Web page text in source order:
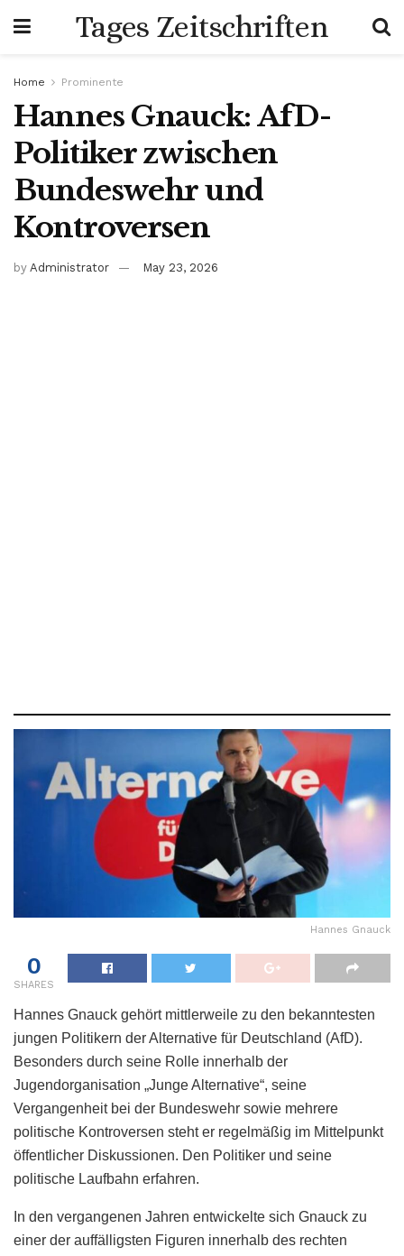
Tages Zeitschriften
Home Prominente
Hannes Gnauck: AfD-
Politiker zwischen
Bundeswehr und
Kontroversen
by Administrator May 23, 2026
Hannes Gnauck
0
SHARES
Hannes Gnauck gehört mittlerweile zu den bekanntesten
jungen Politikern der Alternative für Deutschland (AfD).
Besonders durch seine Rolle innerhalb der
Jugendorganisation „Junge Alternative“, seine
Vergangenheit bei der Bundeswehr sowie mehrere
politische Kontroversen steht er regelmäßig im Mittelpunkt
öffentlicher Diskussionen. Den Politiker und seine
politische Laufbahn erfahren.
In den vergangenen Jahren entwickelte sich Gnauck zu
einer der auffälligsten Figuren innerhalb des rechten